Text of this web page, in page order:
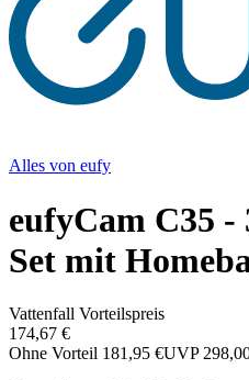
Alles von eufy
eufyCam C35
Set mit
Vattenfall Vorteilspreis
174,67 €
Ohne Vorteil 181,95 €UVP